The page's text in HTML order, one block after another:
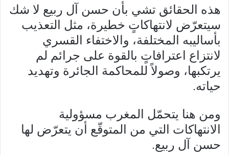
هذه الحقائق تشي بأن حسن آل ربيع لا شك
سيتعرّض لانتهاكاتٍ خطيرة، مثل التعذيب
بأساليبه المختلفة، والاختفاء القسري
لانتزاع اعترافاتٍ بالقوة على جرائم لم
يرتكبها، وصولاً للمحاكمة الجائرة وتهديد
حياته.
ومن هنا يتحمّل المغرب مسؤولية
الانتهاكات التي من المتوقّع أن يتعرّض لها
حسن آل ربيع.